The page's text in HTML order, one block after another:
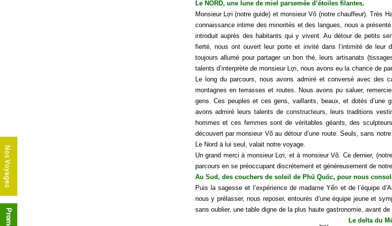
Le NORD, une lune de miel parsemée d’étoiles filantes.
Monsieur Lợi (notre guide) et monsieur Võ (notre chauffeur). Très
connaissance intime des minorités et des langues, nous a
introduit auprès des habitants qui y vivent. Au détour de petits
fierté, nous ont ouvert leur porte et invité dans l’intimité de leur
toujours allumé pour partager un bon thé, leurs artisanats
talents d’interprète de monsieur Lợi, nous avons eu la chance de
Le long du parcours, nous avons admiré et conversé avec des
montagnes en terrasses et routes. Nous avons pu saluer,
gens. Ces peuples et ces gens, vaillants, beaux, et dotés d’une
avons admiré leurs talents de constructeurs, leurs traditions
hommes et ces femmes sont de véritables géants, des
découvert par monsieur Võ au détour d’une route. Seuls, sans
Le Nord à lui seul, valait notre voyage.
Un grand merci à monsieur Lợi, et à monsieur Võ. Ce dernier,
parcours en se préoccupant discrètement et généreusement de
Au Sud, des couchers de soleil de Phú Quốc, pour nous
Puis la sagesse et l’expérience de madame Yến et de l’équipe
nous y prélasser, nous reposer, entourés d’une équipe jeune et
sans oublier, une table digne de la plus haute gastronomie, avant
Le delta du
Nos Voyages